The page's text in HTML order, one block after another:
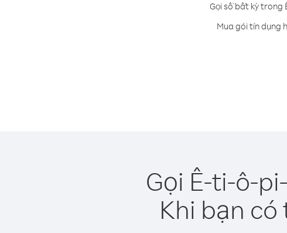
Gọi số bất kỳ trong
Mua gói tín dụng
Gọi Ê-ti-ô-
Khi bạn